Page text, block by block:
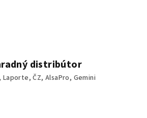
distribútor
Laporte, ČZ, AlsaPro, Gemini